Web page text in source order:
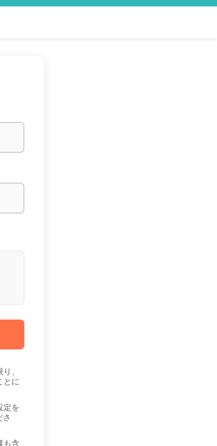
、
とに
定を
さ
も含